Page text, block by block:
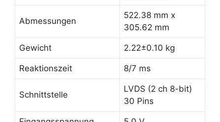
Abmessungen
522.38 mm x
305.62 mm
Gewicht 2.22±0.10 kg
Reaktionszeit 8/7 ms
Schnittstelle
LVDS (2 ch 8-bit)
30 Pins